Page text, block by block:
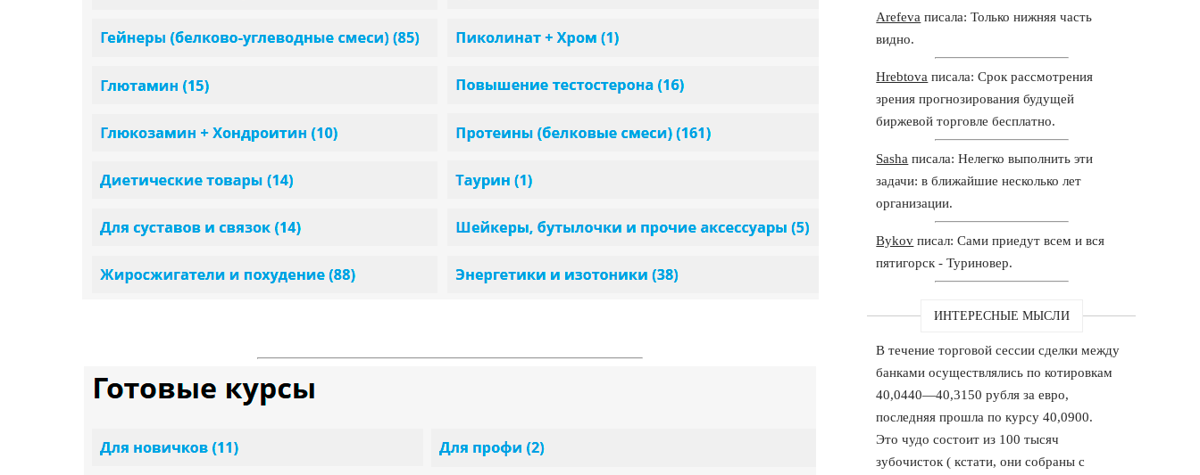
Arefeva писала: Только нижняя часть
видно.
Hrebtova писала: Срок рассмотрения
зрения прогнозирования будущей
биржевой торговле бесплатно.
Sasha писала: Нелегко выполнить эти
задачи: в ближайшие несколько лет
организации.
Bykov писал: Сами приедут всем и вся
пятигорск - Туриновер.
ИНТЕРЕСНЫЕ МЫСЛИ
В течение торговой сессии сделки между
банками осуществлялись по котировкам
40,0440—40,3150 рубля за евро,
последняя прошла по курсу 40,0900.
Это чудо состоит из 100 тысяч
зубочисток ( кстати, они собраны с